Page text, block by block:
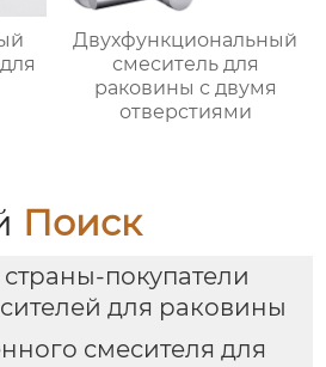
Двухфункциональный
смеситель для
раковины с двумя
отверстиями
Поиск
покупатели
для раковины
смесителя для